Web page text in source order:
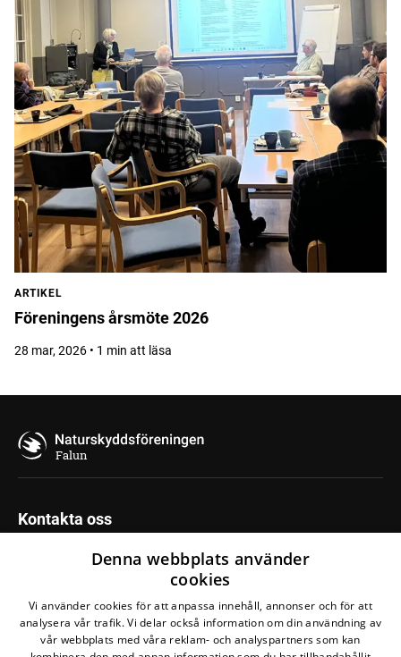
ARTIKEL
Föreningens årsmöte 2026
28 mar, 2026 • 1 min att läsa
Falun
Kontakta oss
Naturskyddsföreningen Falun
Magasinsgatan 27
791 70 Falun
Denna webbplats använder
cookies
Vi använder cookies för att anpassa innehåll, annonser och för att
analysera vår trafik. Vi delar också information om din användning av
vår webbplats med våra reklam- och analyspartners som kan